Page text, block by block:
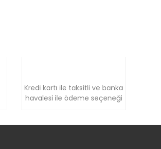
Kredi kartı ile taksitli ve banka
havalesi ile ödeme seçeneği